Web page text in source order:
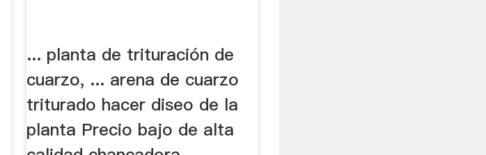
... planta de trituración de
cuarzo, ... arena de cuarzo
triturado hacer diseo de la
planta Precio bajo de alta